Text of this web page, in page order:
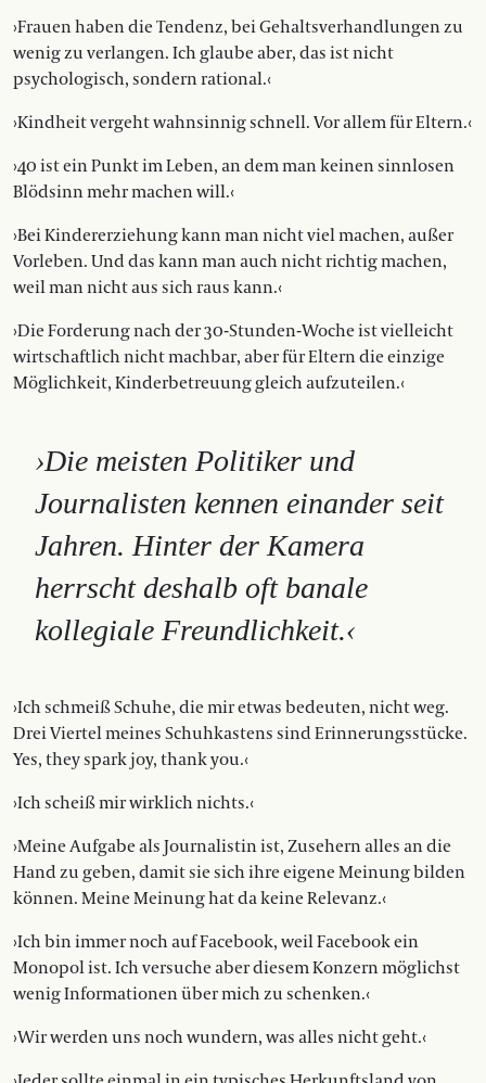
›Frauen haben die Tendenz, bei Gehaltsverhandlungen zu
wenig zu verlangen. Ich glaube aber, das ist nicht
psychologisch, sondern ­rational.‹
›Kindheit vergeht wahnsinnig schnell. Vor allem für Eltern.‹
›40 ist ein Punkt im Leben, an dem man keinen sinnlosen
Blödsinn mehr machen will.‹
›Bei Kindererziehung kann man nicht viel machen, außer
Vorleben. Und das kann man auch nicht richtig machen,
weil man nicht aus sich raus kann.‹
›Die Forderung nach der 30-Stunden-Woche ist vielleicht
wirtschaftlich nicht machbar, aber für Eltern die einzige
Möglichkeit, Kinder­betreuung gleich aufzuteilen.‹
›Die meisten Politiker und
Journalisten kennen einander seit
Jahren. Hinter der Kamera
herrscht deshalb oft banale
kollegiale Freundlichkeit.‹
›Ich schmeiß Schuhe, die mir etwas bedeuten, nicht weg.
Drei Viertel meines Schuhkastens sind Erinnerungsstücke.
Yes, they spark joy, thank you.‹
›Ich scheiß mir wirklich nichts.‹
›Meine Aufgabe als Journalistin ist, Zusehern alles an die
Hand zu geben, damit sie sich ihre eigene Meinung bilden
können. Meine ­Meinung hat da keine Relevanz.‹
›Ich bin immer noch auf Facebook, weil Facebook ein
Monopol ist. Ich versuche aber diesem Konzern möglichst
wenig Informationen über mich zu schenken.‹
›Wir werden uns noch wundern, was alles nicht geht.‹